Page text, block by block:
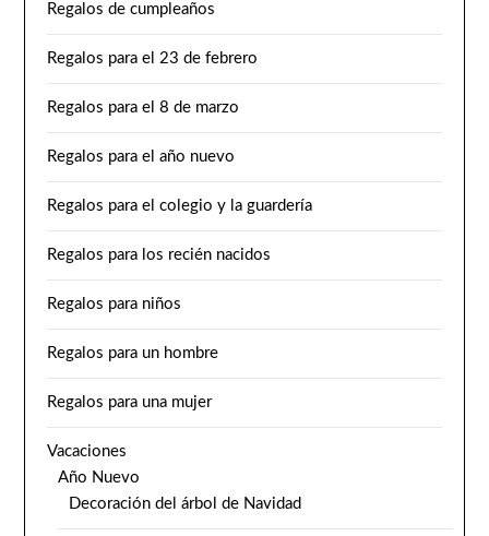
Regalos de cumpleaños
Regalos para el 23 de febrero
Regalos para el 8 de marzo
Regalos para el año nuevo
Regalos para el colegio y la guardería
Regalos para los recién nacidos
Regalos para niños
Regalos para un hombre
Regalos para una mujer
Vacaciones
Año Nuevo
Decoración del árbol de Navidad